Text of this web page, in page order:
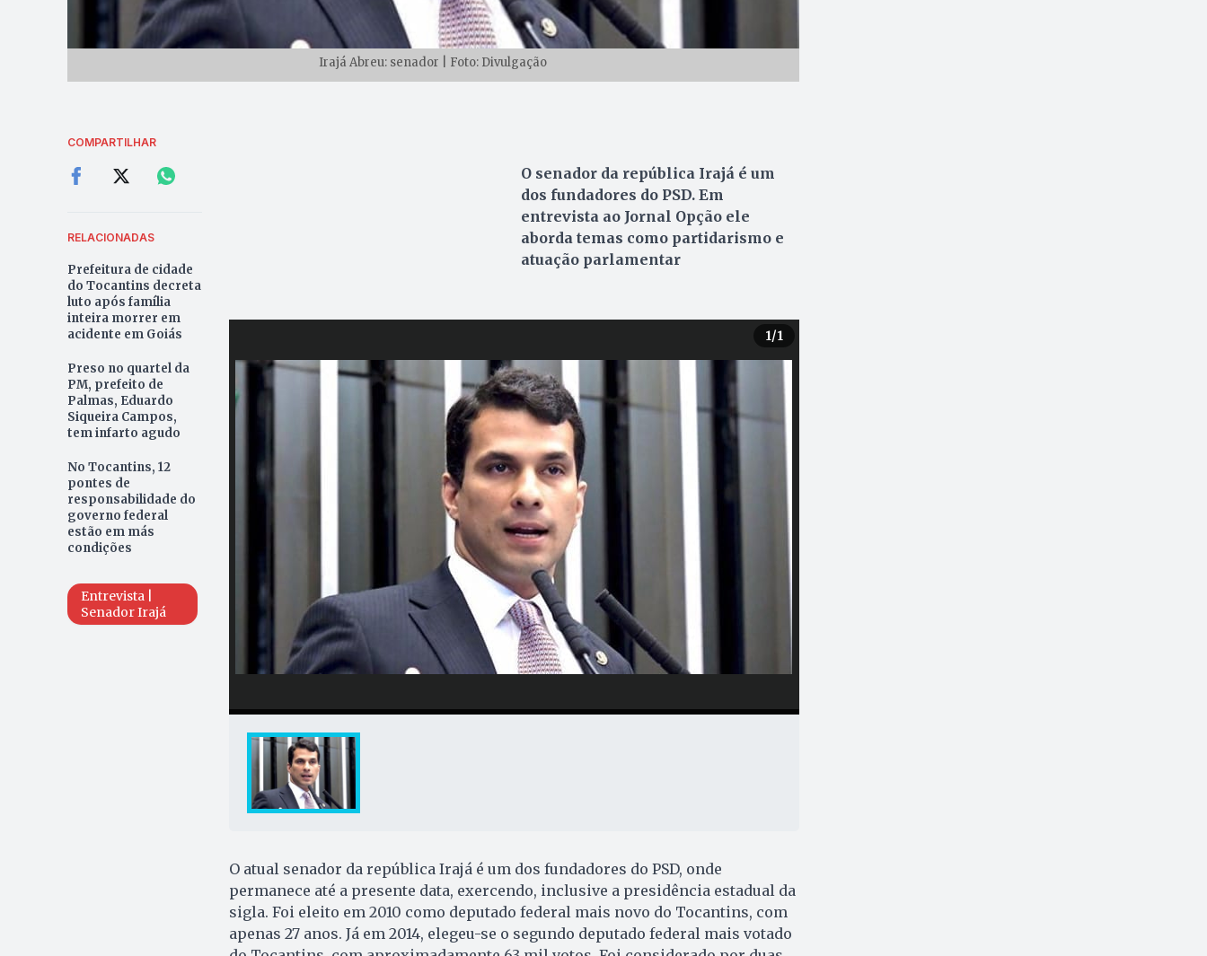
Irajá Abreu: senador | Foto: Divulgação
COMPARTILHAR
RELACIONADAS
Prefeitura de cidade
do Tocantins decreta
luto após família
inteira morrer em
acidente em Goiás
Preso no quartel da
PM, prefeito de
Palmas, Eduardo
Siqueira Campos,
tem infarto agudo
No Tocantins, 12
pontes de
responsabilidade do
governo federal
estão em más
condições
Entrevista |
Senador Irajá
O senador da república Irajá é um
dos fundadores do PSD. Em
entrevista ao Jornal Opção ele
aborda temas como partidarismo e
atuação parlamentar
1/1
O atual senador da república Irajá é um dos fundadores do PSD, onde
permanece até a presente data, exercendo, inclusive a presidência estadual da
sigla. Foi eleito em 2010 como deputado federal mais novo do Tocantins, com
apenas 27 anos. Já em 2014, elegeu-se o segundo deputado federal mais votado